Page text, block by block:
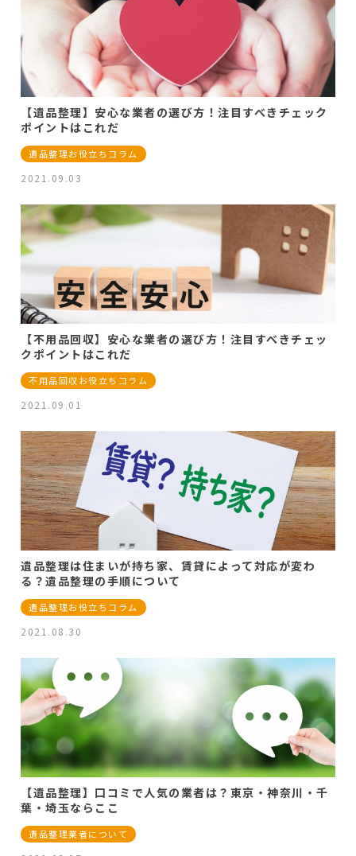
【遺品整理】安心な業者の選び方！注目すべきチェック
ポイントはこれだ
遺品整理お役立ちコラム
2021.09.03
【不用品回収】安心な業者の選び方！注目すべきチェッ
クポイントはこれだ
不用品回収お役立ちコラム
2021.09.01
遺品整理は住まいが持ち家、賃貸によって対応が変わ
る？遺品整理の手順について
遺品整理お役立ちコラム
2021.08.30
【遺品整理】口コミで人気の業者は？東京・神奈川・千
葉・埼玉ならここ
遺品整理業者について